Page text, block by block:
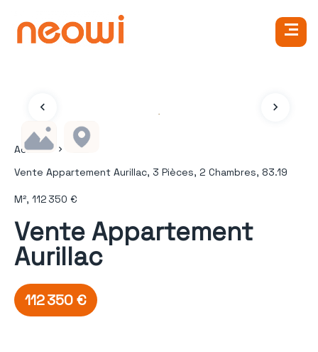
Accueil
Vente Appartement Aurillac, 3 Pièces, 2 Chambres, 83.19
M², 112 350 €
Vente Appartement
Aurillac
112 350 €